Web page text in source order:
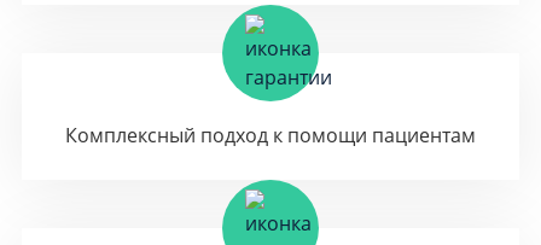
Комплексный подход к помощи пациентам